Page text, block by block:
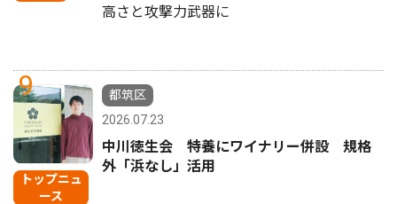
高さと攻撃力武器に
9
トップニュ
ース
都筑区
2026.07.23
中川徳生会 特養にワイナリー併設 規格
外「浜なし」活用